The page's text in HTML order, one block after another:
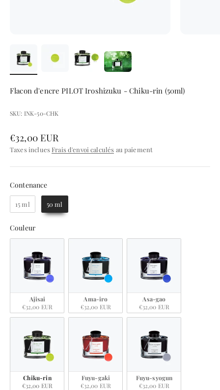
Flacon d'encre PILOT Iroshizuku - Chiku-rin (50ml)
SKU: INK-50-CHK
Prix de vente
€32,00 EUR
Taxes inclues Frais d'envoi calculés au paiement
ContenanceContenance
15 ml 50 ml
CouleurCouleur
Ajisai
€32,00 EUR
Ama-iro
€32,00 EUR
Asa-gao
€32,00 EUR
Chiku-rin
€32,00 EUR
Fuyu-gaki
€32,00 EUR
Fuyu-syogun
€32,00 EUR